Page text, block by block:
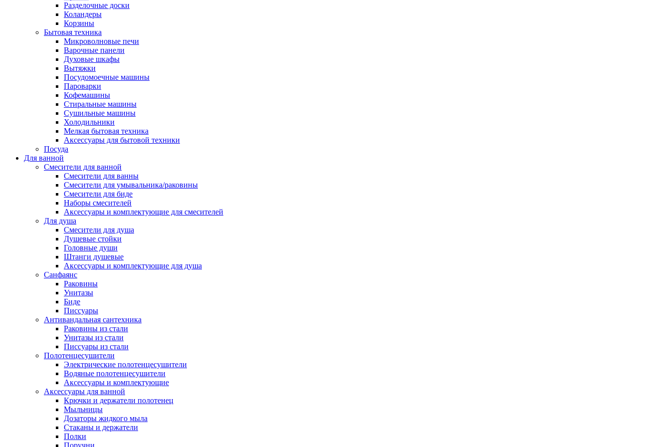
Разделочные доски
Коландеры
Корзины
Бытовая техника
Микроволновые печи
Варочные панели
Духовые шкафы
Вытяжки
Посудомоечные машины
Пароварки
Кофемашины
Стиральные машины
Сушильные машины
Холодильники
Мелкая бытовая техника
Аксессуары для бытовой техники
Посуда
Для ванной
Смесители для ванной
Смесители для ванны
Смесители для умывальника/раковины
Смесители для биде
Наборы смесителей
Аксессуары и комплектующие для смесителей
Для душа
Смесители для душа
Душевые стойки
Головные души
Штанги душевые
Аксессуары и комплектующие для душа
Санфаянс
Раковины
Унитазы
Биде
Писсуары
Антивандальная сантехника
Раковины из стали
Унитазы из стали
Писсуары из стали
Полотенцесушители
Электрические полотенцесушители
Водяные полотенцесушители
Аксессуары и комплектующие
Аксессуары для ванной
Крючки и держатели полотенец
Мыльницы
Дозаторы жидкого мыла
Стаканы и держатели
Полки
Поручни